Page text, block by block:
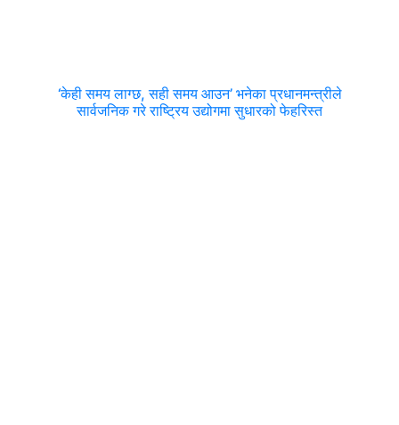
‘केही समय लाग्छ, सही समय आउन’ भनेका प्रधानमन्त्रीले
सार्वजनिक गरे राष्ट्रिय उद्योगमा सुधारको फेहरिस्त